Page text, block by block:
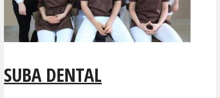
SUBA DENTAL